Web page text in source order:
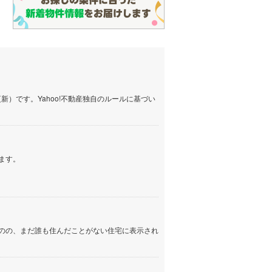
）です。Yahoo!不動産独自のルールに基づい
。
の、まだ誰も住んだことがない住宅に表示され